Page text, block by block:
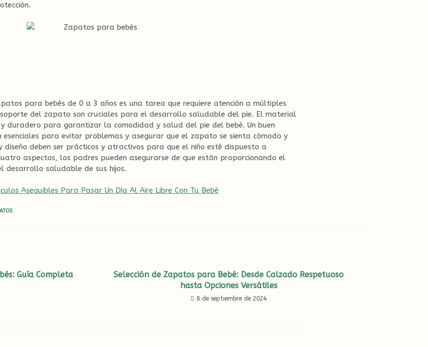
para bebés de 0 a 3 años es una tarea que requiere atención a múltiples
del zapato son cruciales para el desarrollo saludable del pie. El material
duradero para garantizar la comodidad y salud del pie del bebé. Un buen
para evitar problemas y asegurar que el zapato se sienta cómodo y
diseño deben ser prácticos y atractivos para que el niño esté dispuesto a
aspectos, los padres pueden asegurarse de que están proporcionando el
desarrollo saludable de sus hijos.
Asequibles Para Pasar Un Día Al Aire Libre Con Tu Bebé
Guía Completa
Selección de Zapatos para Bebé: Desde Calzado Respetuoso
hasta Opciones Versátiles
8 de septiembre de 2024